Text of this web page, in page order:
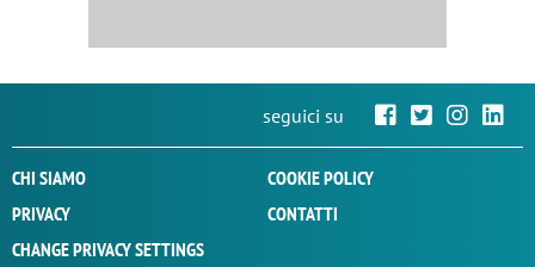
seguici su
CHI SIAMO
COOKIE POLICY
PRIVACY
CONTATTI
CHANGE PRIVACY SETTINGS